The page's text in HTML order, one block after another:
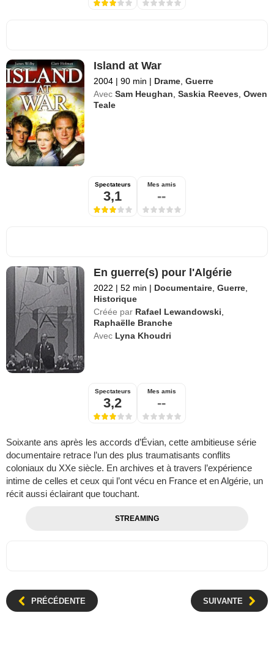
Island at War
2004 | 90 min | Drame ,Guerre
Avec Sam Heughan ,Saskia Reeves ,Owen
Teale
Spectateurs
3,1
Mes amis
--
En guerre(s) pour l'Algérie
2022 | 52 min | Documentaire ,Guerre
Historique
Créée par Rafael Lewandowski
Raphaëlle Branche
Avec Lyna Khoudri
Spectateurs
3,2
Mes amis
--
Soixante ans après les accords d’Évian, cette ambitieuse série
documentaire retrace l’un des plus traumatisants conflits
coloniaux du XXe siècle. En archives et à travers l’expérience
intime de celles et ceux qui l’ont vécu en France et en Algérie, un
récit aussi éclairant que touchant.
STREAMING
PRÉCÉDENTE SUIVANTE